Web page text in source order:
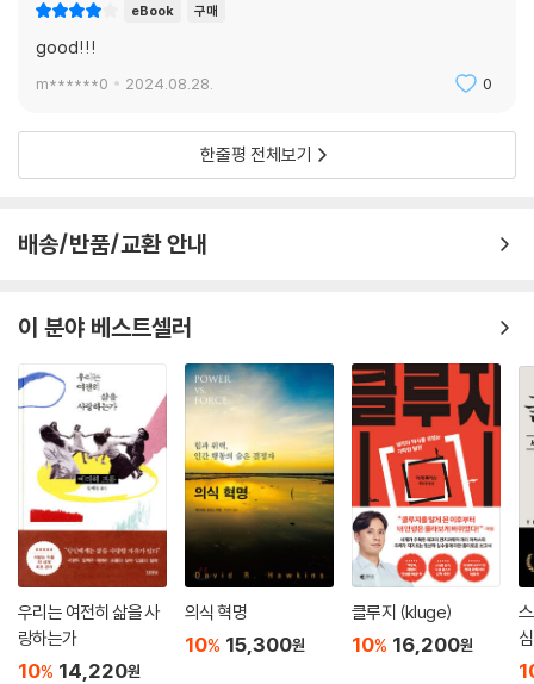
eBook 구매
good!!!
m******0 2024.08.28. 0
한줄평 전체보기
배송/반품/교환 안내
이 분야 베스트셀러
우리는 여전히 삶을 사
랑하는가
10% 14,220원
의식 혁명
10% 15,300원
클루지 (kluge)
10% 16,200원